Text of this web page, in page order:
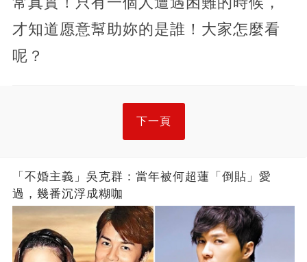
才知道愿意幫助妳的是誰！大家怎麼看
呢？
下一頁
「不婚主義」吳克群：當年被何超蓮「倒貼」愛
過，幾番沉浮成糊咖